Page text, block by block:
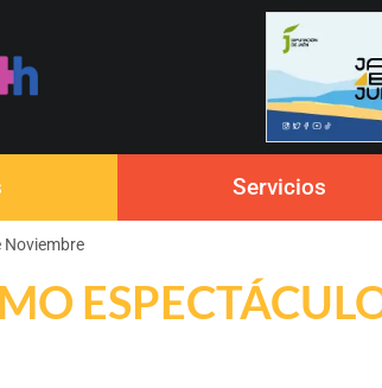
Servicios
Noviembre